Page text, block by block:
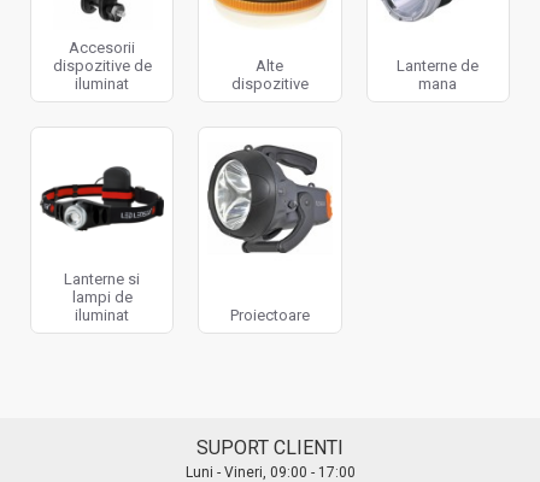
Accesorii
dispozitive de
iluminat
Alte
dispozitive
Lanterne de
mana
Lanterne si
lampi de
iluminat
Proiectoare
SUPORT CLIENTI
Luni - Vineri, 09:00 - 17:00